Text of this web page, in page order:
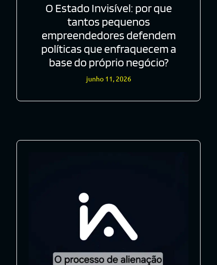
O Estado Invisível: por que
tantos pequenos
empreendedores defendem
políticas que enfraquecem a
base do próprio negócio?
junho 11, 2026